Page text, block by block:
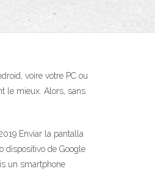
voire votre PC ou
le mieux. Alors, sans
Enviar la pantalla
dispositivo de Google
un smartphone